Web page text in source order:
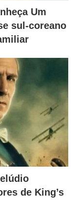
Um
sul-coreano
de King’s